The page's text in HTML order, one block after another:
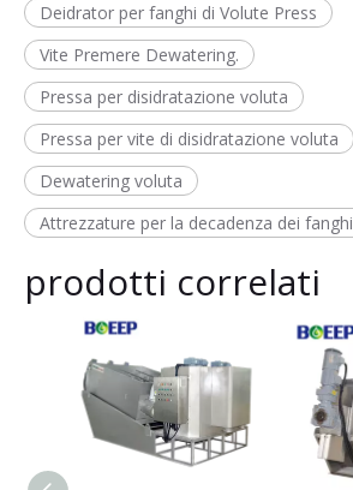
Deidrator per fanghi di Volute Press
Vite Premere Dewatering.
Pressa per disidratazione voluta
Pressa per vite di disidratazione voluta
Dewatering voluta
Attrezzature per la decadenza dei fanghi
prodotti correlati